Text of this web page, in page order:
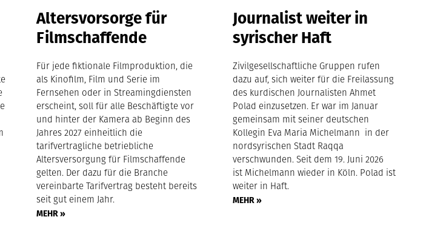
Altersvorsorge für
Filmschaffende
Für jede fiktionale Filmproduktion, die
als Kinofilm, Film und Serie im
Fernsehen oder in Streamingdiensten
erscheint, soll für alle Beschäftigte vor
und hinter der Kamera ab Beginn des
Jahres 2027 einheitlich die
tarifvertragliche betriebliche
Altersversorgung für Filmschaffende
gelten. Der dazu für die Branche
vereinbarte Tarifvertrag besteht bereits
seit gut einem Jahr.
MEHR »
Journalist weiter in
syrischer Haft
Zivilgesellschaftliche Gruppen rufen
dazu auf, sich weiter für die Freilassung
des kurdischen Journalisten Ahmet
Polad einzusetzen. Er war im Januar
gemeinsam mit seiner deutschen
Kollegin Eva Maria Michelmann in der
nordsyrischen Stadt Raqqa
verschwunden. Seit dem 19. Juni 2026
ist Michelmann wieder in Köln. Polad ist
weiter in Haft.
MEHR »